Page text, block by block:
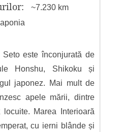
~7.230 km
Seto este înconjurată de
Honshu, Shikoku și
japonez. Mai mult de
apele mării, dintre
Marea Interioară
cu ierni blânde și